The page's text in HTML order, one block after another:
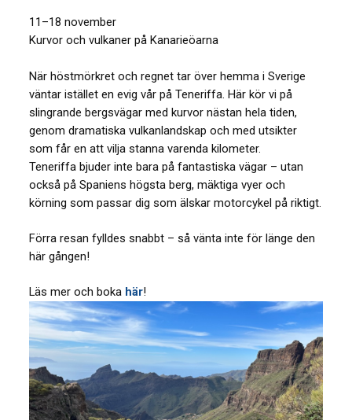
11–18 november
Kurvor och vulkaner på Kanarieöarna
När höstmörkret och regnet tar över hemma i Sverige
väntar istället en evig vår på Teneriffa. Här kör vi på
slingrande bergsvägar med kurvor nästan hela tiden,
genom dramatiska vulkanlandskap och med utsikter
som får en att vilja stanna varenda kilometer.
Teneriffa bjuder inte bara på fantastiska vägar – utan
också på Spaniens högsta berg, mäktiga vyer och
körning som passar dig som älskar motorcykel på riktigt.
Förra resan fylldes snabbt – så vänta inte för länge den
här gången!
Läs mer och boka här!